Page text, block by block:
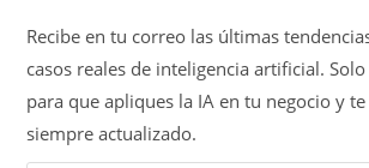
pestañapestaña
Recibe en tu correo las últimas
casos reales de inteligencia artificial.
para que apliques la IA en tu negocio y
siempre actualizado.